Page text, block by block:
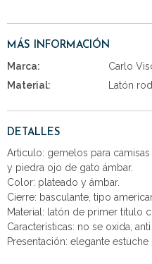
MÁS INFORMACIÓN
Marca:
Carlo
Material:
Latón
DETALLES
Articulo: gemelos para
y piedra ojo de gato ámbar.
Color: plateado y ámbar.
Cierre: basculante, tipo
Material: latón de primer titulo
Características: no se oxida,
Presentación: elegante estuche